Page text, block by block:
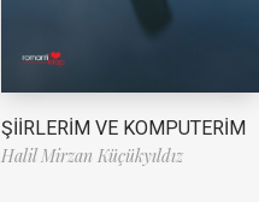
ŞİİRLERİM VE KOMPUTERİM
Halil Mirzan Küçükyıldız